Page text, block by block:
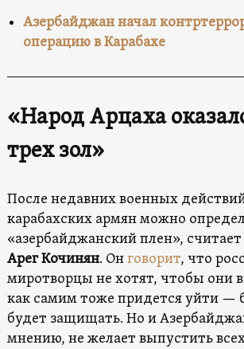
Азербайджан начал
операцию в Карабахе
«Народ Арцаха
трех зол»
После недавних военных
карабахских армян можно
«азербайджанский плен», считает
Арег Кочинян. Онговорит, что
миротворцы не хотят, чтобы они
как самим тоже придется уйти —
будет защищать. Но и
мнению, не желает выпустить